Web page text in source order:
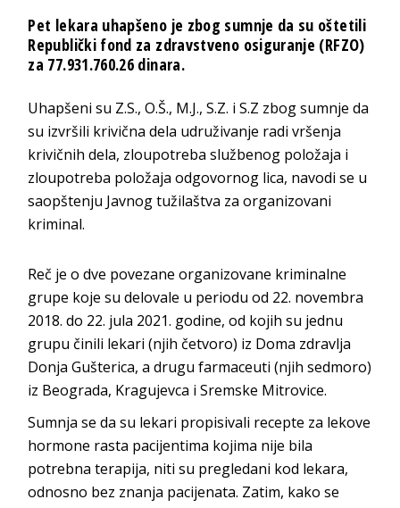
Pet lekara uhapšeno je zbog sumnje da su oštetili
Republički fond za zdravstveno osiguranje (RFZO)
za 77.931.760.26 dinara.
Uhapšeni su Z.S., O.Š., M.J., S.Z. i S.Z zbog sumnje da
su izvršili krivična dela udruživanje radi vršenja
krivičnih dela, zloupotreba službenog položaja i
zloupotreba položaja odgovornog lica, navodi se u
saopštenju Javnog tužilaštva za organizovani
kriminal.
Reč je o dve povezane organizovane kriminalne
grupe koje su delovale u periodu od 22. novembra
2018. do 22. jula 2021. godine, od kojih su jednu
grupu činili lekari (njih četvoro) iz Doma zdravlja
Donja Gušterica, a drugu farmaceuti (njih sedmoro)
iz Beograda, Kragujevca i Sremske Mitrovice.
Sumnja se da su lekari propisivali recepte za lekove
hormone rasta pacijentima kojima nije bila
potrebna terapija, niti su pregledani kod lekara,
odnosno bez znanja pacijenata. Zatim, kako se